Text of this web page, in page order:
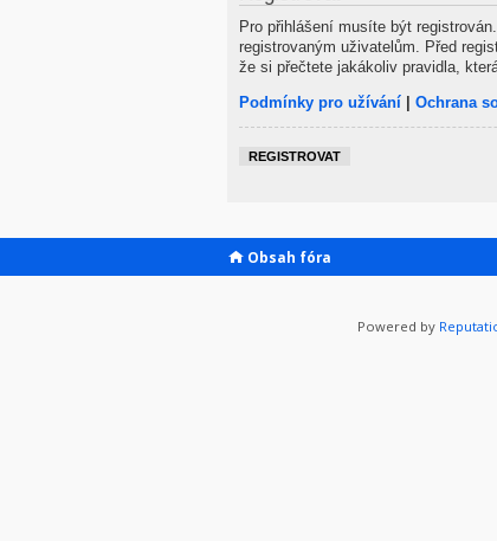
Pro přihlášení musíte být
registrovaným uživatelům. Před
že si přečtete jakákoliv pravidla,
Podmínky pro užívání | Ochrana
REGISTROVAT
Obsah fóra
Powered by